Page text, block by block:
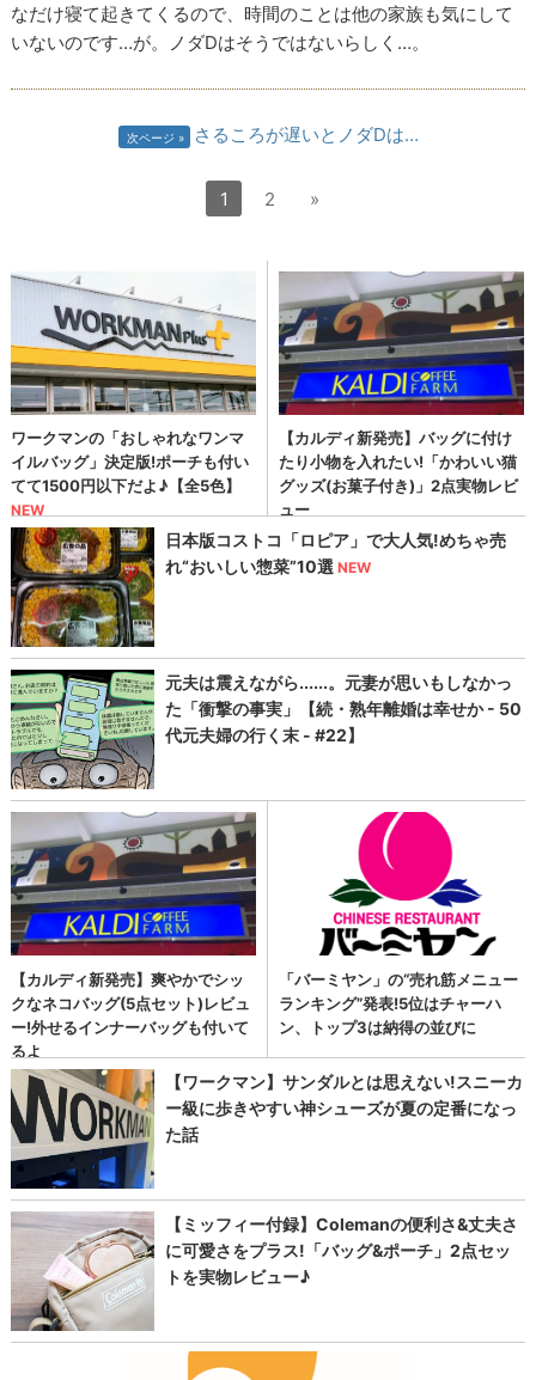
なだけ寝て起きてくるので、時間のことは他の家族も気にして
いないのです…が。ノダDはそうではないらしく…。
次ページ さるころが遅いとノダDは…
1 2 »